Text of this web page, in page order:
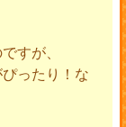
すが、
ったり！な